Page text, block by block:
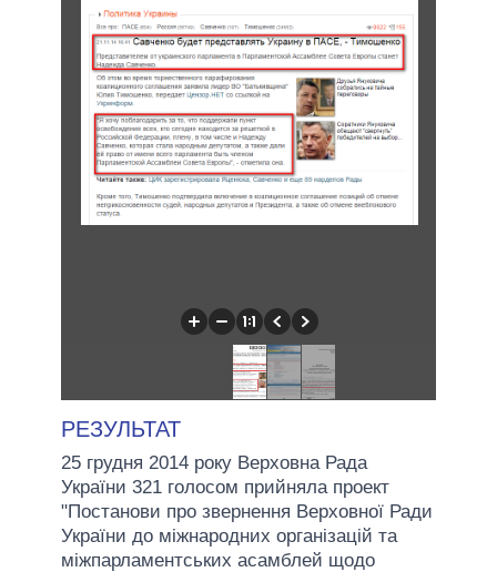
РЕЗУЛЬТАТ
25 грудня 2014 року Верховна Рада
України 321 голосом прийняла проект
"Постанови про звернення Верховної Ради
України до міжнародних організацій та
міжпарламентських асамблей щодо